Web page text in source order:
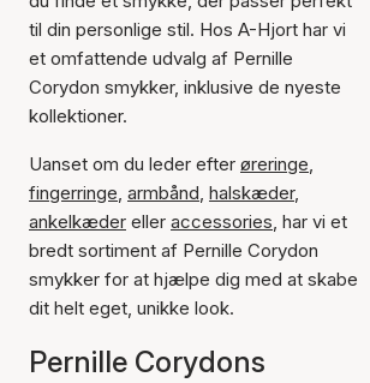
til din personlige stil. Hos A-Hjort har vi
et omfattende udvalg af Pernille
Corydon smykker, inklusive de nyeste
kollektioner.
Uanset om du leder efter øreringe,
fingerringe, armbånd, halskæder,
ankelkæder eller accessories, har vi et
bredt sortiment af Pernille Corydon
smykker for at hjælpe dig med at skabe
dit helt eget, unikke look.
Pernille Corydons